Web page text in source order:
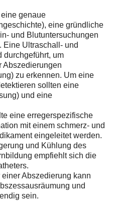
genaue
eine gründliche
und Blutuntersuchungen
Eine Ultraschall- und
durchgeführt, um
Abszedierungen
zu erkennen. Um eine
sollten eine
und eine
eine erregerspezifische
mit einem schmerz- und
eingeleitet werden.
und Kühlung des
empfiehlt sich die
Abszedierung kann
und
sein.